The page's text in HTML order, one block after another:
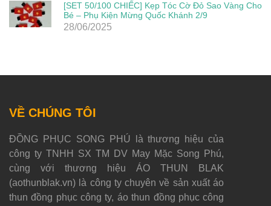
[SET 50/100 CHIẾC] Kẹp Tóc Cờ Đỏ Sao Vàng Cho
Bé – Phụ Kiện Mừng Quốc Khánh 2/9
28/06/2025
VỀ CHÚNG TÔI
ĐỒNG PHỤC SONG PHÚ là thương hiệu của
công ty TNHH SX TM DV May Mặc Song Phú,
cùng với thương hiệu ÁO THUN BLAK
(aothunblak.vn) là công ty chuyên về sản xuất áo
thun đồng phục công ty, áo thun đồng phục công